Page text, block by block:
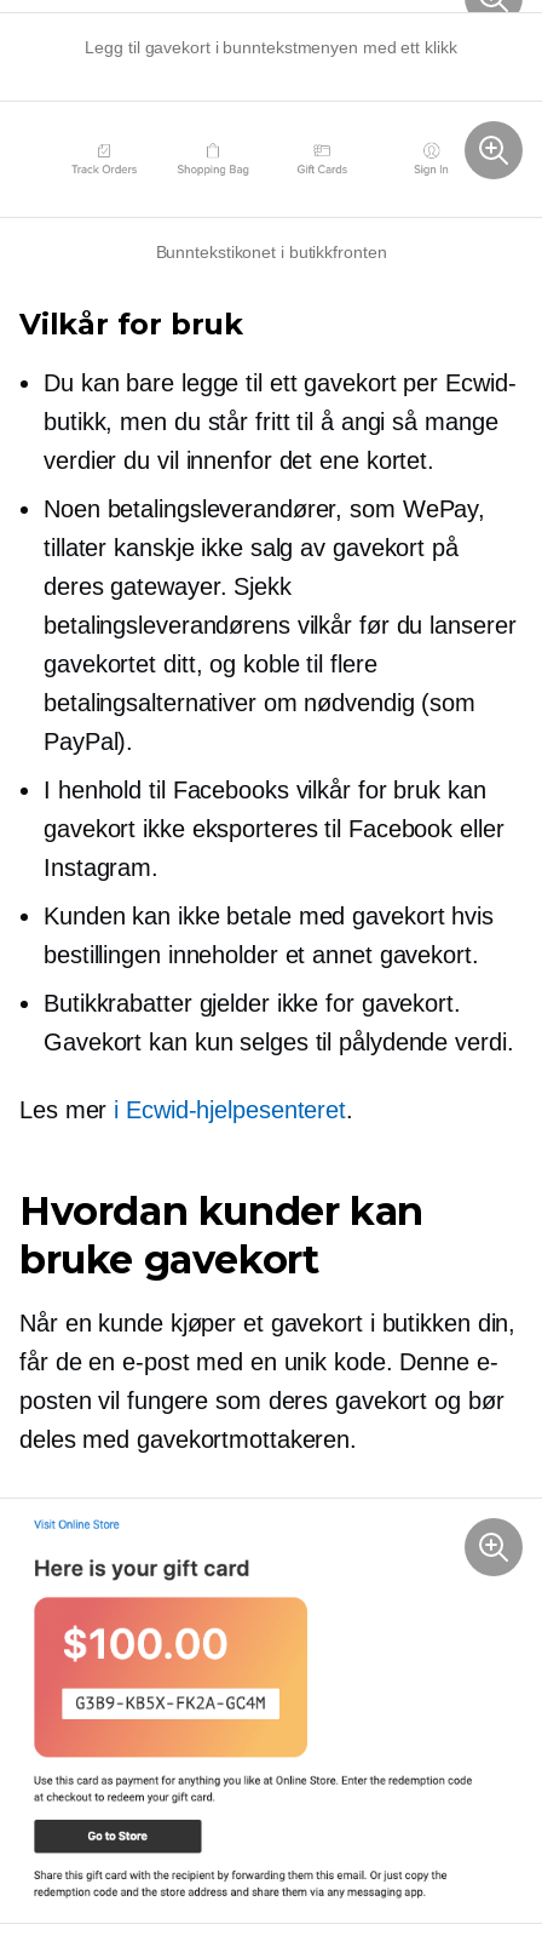
Legg til gavekort i bunntekstmenyen med ett klikk
Bunntekstikonet i butikkfronten
Vilkår for bruk
Du kan bare legge til ett gavekort per Ecwid-
butikk, men du står fritt til å angi så mange
verdier du vil innenfor det ene kortet.
Noen betalingsleverandører, som WePay,
tillater kanskje ikke salg av gavekort på
deres gatewayer. Sjekk
betalingsleverandørens vilkår før du lanserer
gavekortet ditt, og koble til flere
betalingsalternativer om nødvendig (som
PayPal).
I henhold til Facebooks vilkår for bruk kan
gavekort ikke eksporteres til Facebook eller
Instagram.
Kunden kan ikke betale med gavekort hvis
bestillingen inneholder et annet gavekort.
Butikkrabatter gjelder ikke for gavekort.
Gavekort kan kun selges til pålydende verdi.
Les mer i Ecwid-hjelpesenteret.
Hvordan kunder kan
bruke gavekort
Når en kunde kjøper et gavekort i butikken din,
får de en e-post med en unik kode. Denne e-
posten vil fungere som deres gavekort og bør
deles med gavekortmottakeren.